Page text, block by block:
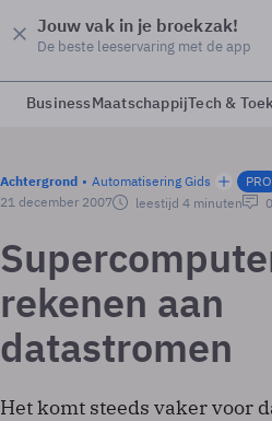
Jouw vak in je broekzak!
De beste leeservaring met de app
BusinessMaatschappijTech &
Achtergrond Automatisering Gids
PRO
21 december 2007
leestijd 4 minuten
rekenen aan
datastromen
Het komt steeds vaker voor